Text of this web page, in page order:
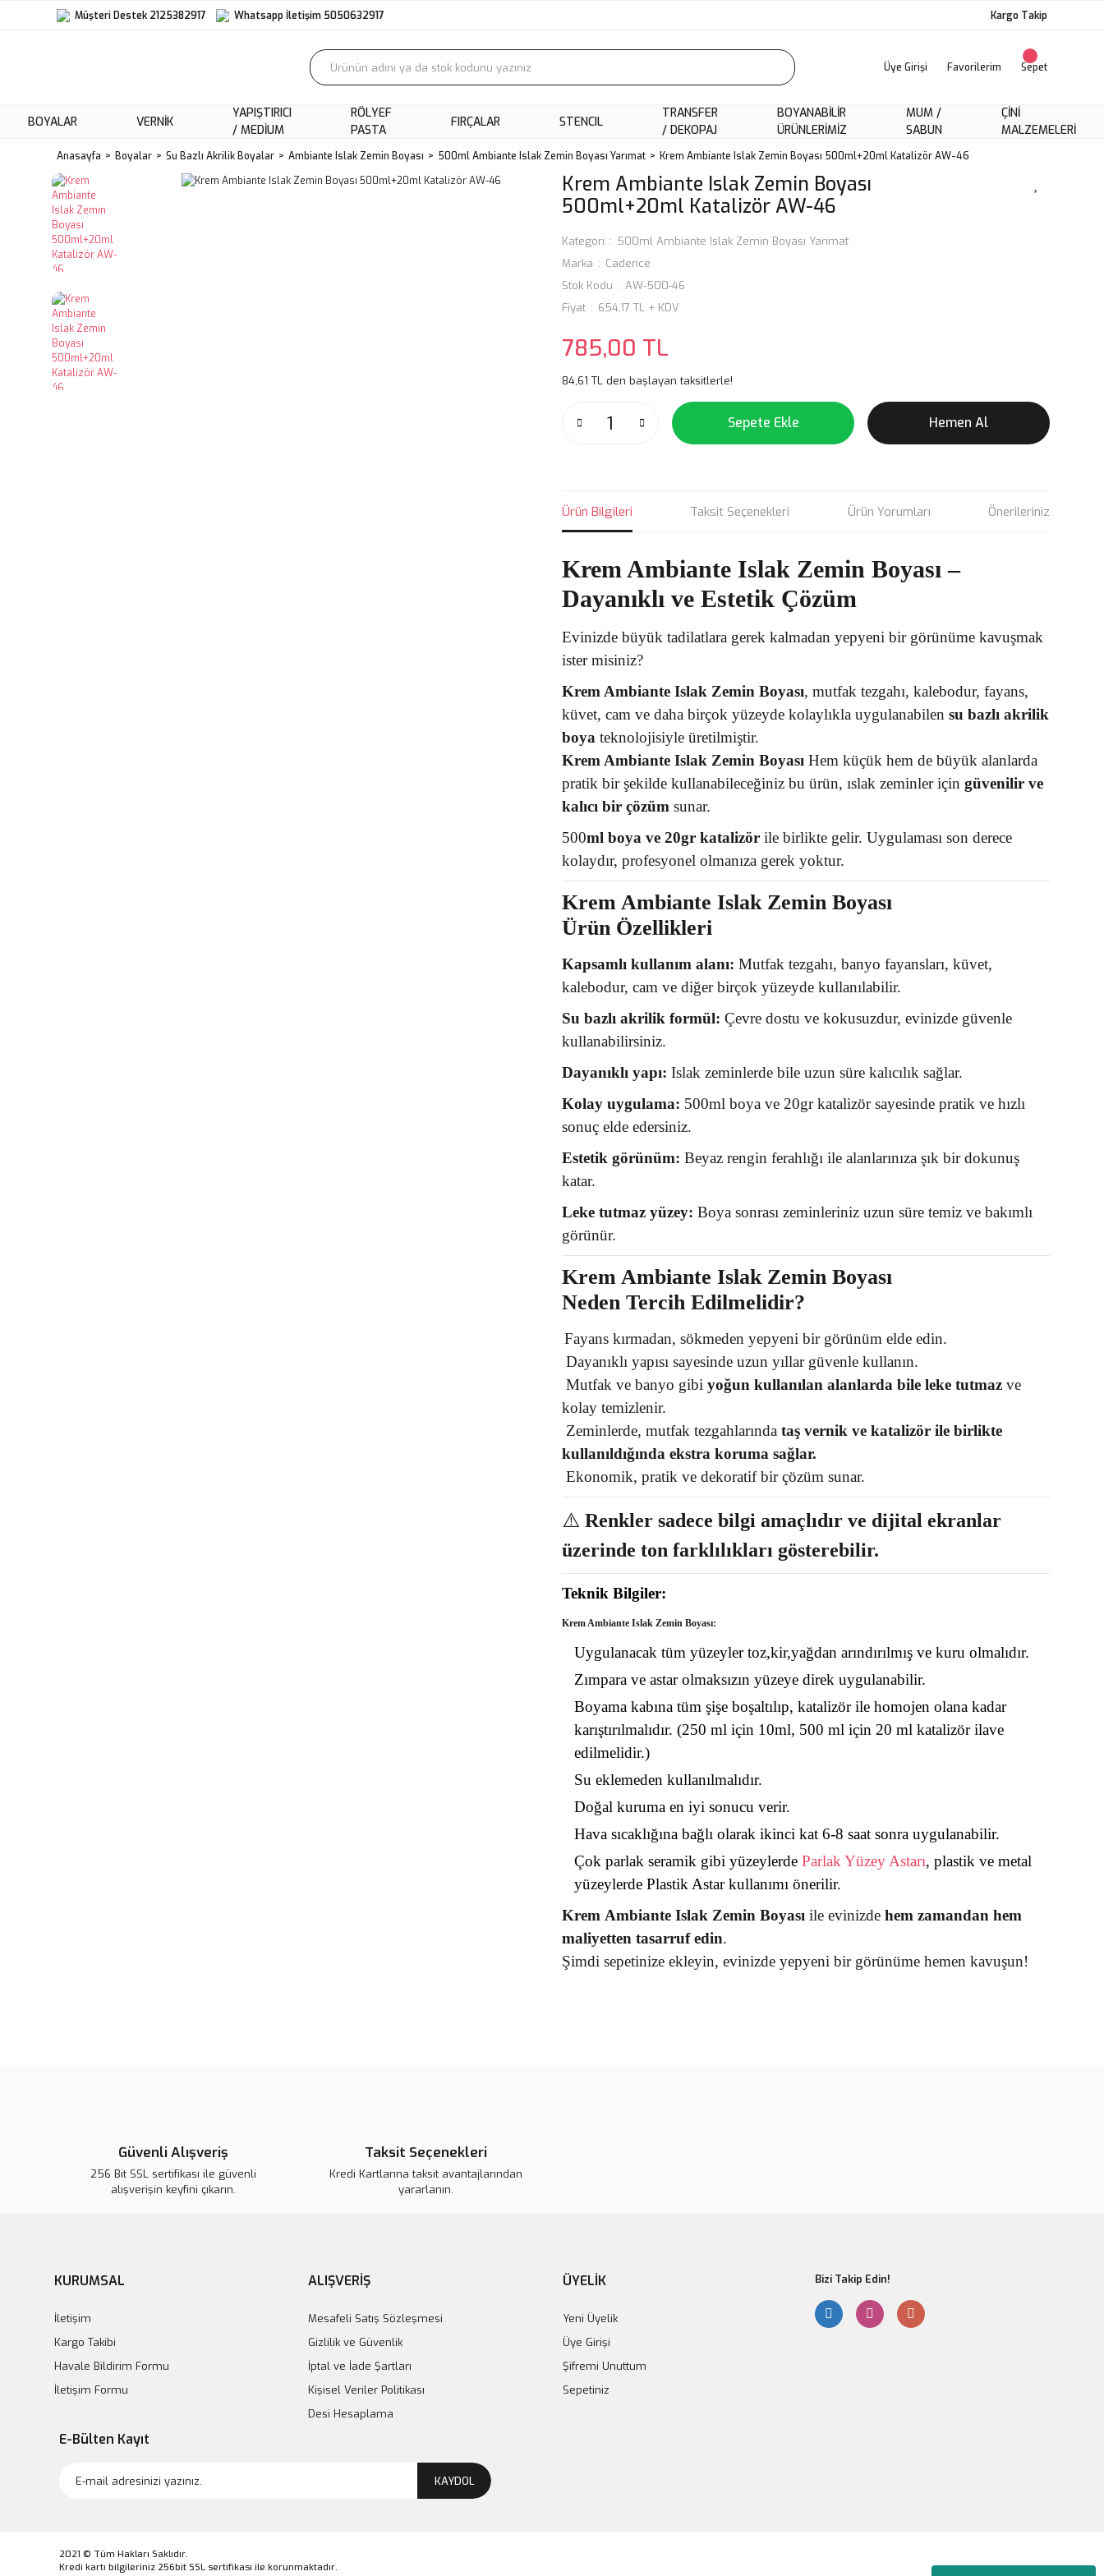
Müşteri Destek 2125382917 Whatsapp İletişim 5050632917 Kargo Takip
Üye Girişi Favorilerim Sepet
BOYALAR VERNIK
YAPIŞTIRICI
/ MEDIUM
RÖLYEF
PASTA
FIRÇALAR STENCIL
TRANSFER
/ DEKOPAJ
BOYANABILIR
ÜRÜNLERIMIZ
MUM /
SABUN
ÇINI
MALZEMELERI
Anasayfa Boyalar Su Bazlı Akrilik Boyalar Ambiante Islak Zemin Boyası 500ml Ambiante Islak Zemin Boyası Yarımat Krem Ambiante Islak Zemin Boyası 500ml+20ml Katalizör AW-46
Krem Ambiante Islak Zemin Boyası
500ml+20ml Katalizör AW-46
Kategori
500ml Ambiante Islak Zemin Boyası Yarımat
Marka
Cadence
Stok Kodu
AW-500-46
Fiyat
654,17 TL + KDV
785,00 TL
84,61 TL den başlayan taksitlerle!
Sepete Ekle Hemen Al
Ürün Bilgileri Taksit Seçenekleri Ürün Yorumları Önerileriniz
Krem Ambiante Islak Zemin Boyası –
Dayanıklı ve Estetik Çözüm
Evinizde büyük tadilatlara gerek kalmadan yepyeni bir görünüme kavuşmak
ister misiniz?
Krem Ambiante Islak Zemin Boyası, mutfak tezgahı, kalebodur, fayans,
küvet, cam ve daha birçok yüzeyde kolaylıkla uygulanabilen su bazlı akrilik
boya teknolojisiyle üretilmiştir.
Krem Ambiante Islak Zemin Boyası Hem küçük hem de büyük alanlarda
pratik bir şekilde kullanabileceğiniz bu ürün, ıslak zeminler için güvenilir ve
kalıcı bir çözüm sunar.
500ml boya ve 20gr katalizör ile birlikte gelir. Uygulaması son derece
kolaydır, profesyonel olmanıza gerek yoktur.
Krem Ambiante Islak Zemin Boyası
Ürün Özellikleri
Kapsamlı kullanım alanı: Mutfak tezgahı, banyo fayansları, küvet,
kalebodur, cam ve diğer birçok yüzeyde kullanılabilir.
Su bazlı akrilik formül: Çevre dostu ve kokusuzdur, evinizde güvenle
kullanabilirsiniz.
Dayanıklı yapı: Islak zeminlerde bile uzun süre kalıcılık sağlar.
Kolay uygulama: 500ml boya ve 20gr katalizör sayesinde pratik ve hızlı
sonuç elde edersiniz.
Estetik görünüm: Beyaz rengin ferahlığı ile alanlarınıza şık bir dokunuş
katar.
Leke tutmaz yüzey: Boya sonrası zeminleriniz uzun süre temiz ve bakımlı
görünür.
Krem Ambiante Islak Zemin Boyası
Neden Tercih Edilmelidir?
Fayans kırmadan, sökmeden yepyeni bir görünüm elde edin.
Dayanıklı yapısı sayesinde uzun yıllar güvenle kullanın.
Mutfak ve banyo gibi yoğun kullanılan alanlarda bile leke tutmaz ve
kolay temizlenir.
Zeminlerde, mutfak tezgahlarında taş vernik ve katalizör ile birlikte
kullanıldığında ekstra koruma sağlar.
Ekonomik, pratik ve dekoratif bir çözüm sunar.
⚠️ Renkler sadece bilgi amaçlıdır ve dijital ekranlar
üzerinde ton farklılıkları gösterebilir.
Teknik Bilgiler:
KremAmbiante Islak Zemin Boyası:
Uygulanacak tüm yüzeyler toz,kir,yağdan arındırılmış ve kuru olmalıdır.
Zımpara ve astar olmaksızın yüzeye direk uygulanabilir.
Boyama kabına tüm şişe boşaltılıp, katalizör ile homojen olana kadar
karıştırılmalıdır. (250 ml için 10ml, 500 ml için 20 ml katalizör ilave
edilmelidir.)
Su eklemeden kullanılmalıdır.
Doğal kuruma en iyi sonucu verir.
Hava sıcaklığına bağlı olarak ikinci kat 6-8 saat sonra uygulanabilir.
Çok parlak seramik gibi yüzeylerde Parlak Yüzey Astarı, plastik ve metal
yüzeylerde Plastik Astar kullanımı önerilir.
Krem Ambiante Islak Zemin Boyası ile evinizde hem zamandan hem
maliyetten tasarruf edin.
Şimdi sepetinize ekleyin, evinizde yepyeni bir görünüme hemen kavuşun!
Gönder
Güvenli Alışveriş
256 Bit SSL sertifikası ile güvenli
alışverişin keyfini çıkarın.
Taksit Seçenekleri
Kredi Kartlarına taksit avantajlarından
yararlanın.
KURUMSAL
İletişim
Kargo Takibi
Havale Bildirim Formu
İletişim Formu
ALIŞVERİŞ
Mesafeli Satış Sözleşmesi
Gizlilik ve Güvenlik
İptal ve İade Şartları
Kişisel Veriler Politikası
Desi Hesaplama
ÜYELİK
Yeni Üyelik
Üye Girişi
Şifremi Unuttum
Sepetiniz
Bizi Takip Edin!
E-Bülten Kayıt
KAYDOL
2021 © Tüm Hakları Saklıdır.
Kredi kartı bilgileriniz 256bit SSL sertifikası ile korunmaktadır.